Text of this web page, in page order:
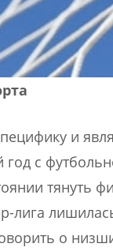
и
с
тянуть
лига
о